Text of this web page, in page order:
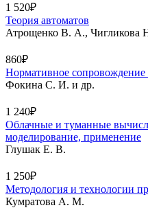
1 520₽
Теория автоматов
Атрощенко В. А., Чигликова
860₽
Нормативное
Фокина С. И. и др.
1 240₽
Облачные и туманные
моделирование, применение
Глушак Е. В.
1 250₽
Методология и технологии
Кумратова А. М.